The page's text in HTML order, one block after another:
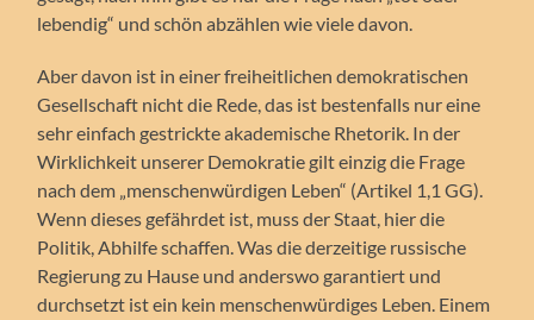
lebendig“ und schön abzählen wie viele davon.
Aber davon ist in einer freiheitlichen demokratischen
Gesellschaft nicht die Rede, das ist bestenfalls nur eine
sehr einfach gestrickte akademische Rhetorik. In der
Wirklichkeit unserer Demokratie gilt einzig die Frage
nach dem „menschenwürdigen Leben“ (Artikel 1,1 GG).
Wenn dieses gefährdet ist, muss der Staat, hier die
Politik, Abhilfe schaffen. Was die derzeitige russische
Regierung zu Hause und anderswo garantiert und
durchsetzt ist ein kein menschenwürdiges Leben. Einem